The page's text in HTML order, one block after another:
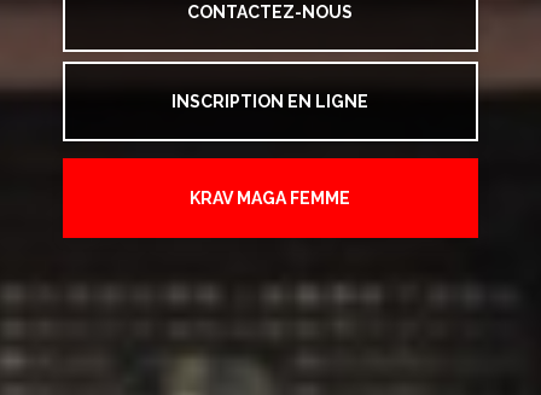
CONTACTEZ-NOUS
INSCRIPTION EN LIGNE
KRAV MAGA FEMME